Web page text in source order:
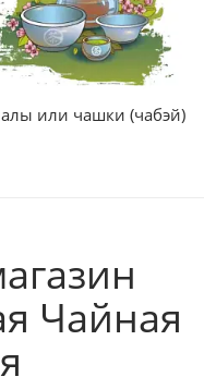
или чашки (чабэй)
Чайная